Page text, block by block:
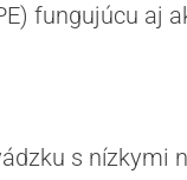
fungujúcu aj
s